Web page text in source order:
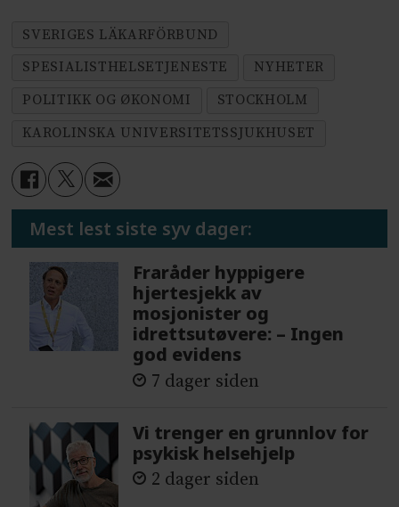
SVERIGES LÄKARFÖRBUND
SPESIALISTHELSETJENESTE
NYHETER
POLITIKK OG ØKONOMI
STOCKHOLM
KAROLINSKA UNIVERSITETSSJUKHUSET
Mest lest siste syv dager:
Fraråder hyppigere
hjertesjekk av
mosjonister og
idrettsutøvere: – Ingen
god evidens
7 dager siden
Vi trenger en grunnlov for
psykisk helsehjelp
2 dager siden